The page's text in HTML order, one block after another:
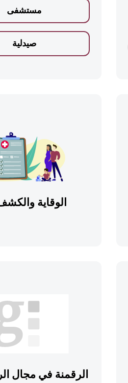
مستشفى
صيدلية
الوقاية
الرقمنة في مجال